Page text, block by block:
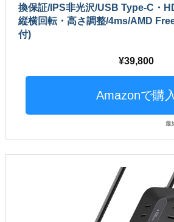
換保証/IPS非光沢/USB Type-C・
縦横回転・高さ調整/4ms/AMD
付)
39,800
最